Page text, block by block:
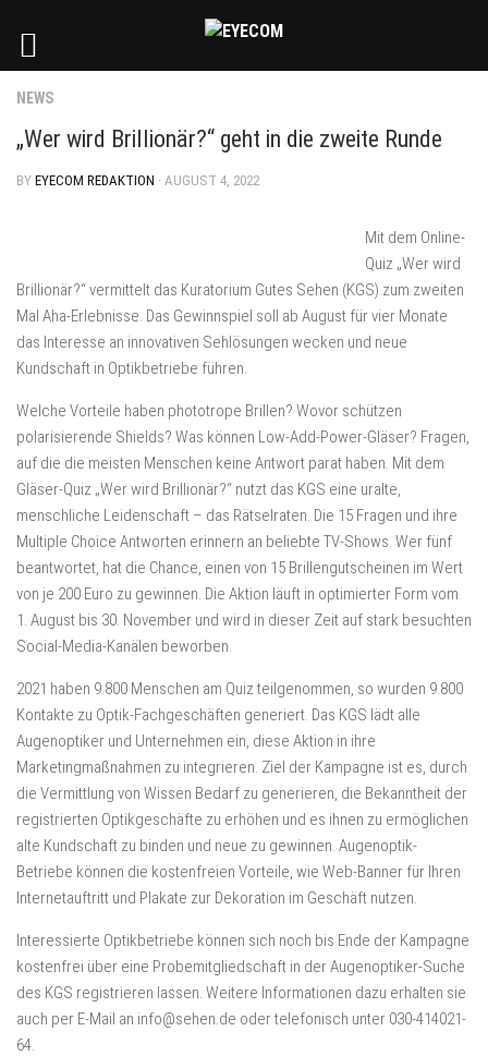
NEWS
„Wer wird Brillionär?“ geht in die zweite Runde
BY EYECOM REDAKTION · AUGUST 4, 2022
Mit dem Online-
Quiz „Wer wird
Brillionär?“ vermittelt das Kuratorium Gutes Sehen (KGS) zum zweiten
Mal Aha-Erlebnisse. Das Gewinnspiel soll ab August für vier Monate
das Interesse an innovativen Sehlösungen wecken und neue
Kundschaft in Optikbetriebe führen.
Welche Vorteile haben phototrope Brillen? Wovor schützen
polarisierende Shields? Was können Low-Add-Power-Gläser? Fragen,
auf die die meisten Menschen keine Antwort parat haben. Mit dem
Gläser-Quiz „Wer wird Brillionär?“ nutzt das KGS eine uralte,
menschliche Leidenschaft – das Rätselraten. Die 15 Fragen und ihre
Multiple Choice Antworten erinnern an beliebte TV-Shows. Wer fünf
beantwortet, hat die Chance, einen von 15 Brillengutscheinen im Wert
von je 200 Euro zu gewinnen. Die Aktion läuft in optimierter Form vom
1. August bis 30. November und wird in dieser Zeit auf stark besuchten
Social-Media-Kanälen beworben.
2021 haben 9.800 Menschen am Quiz teilgenommen, so wurden 9.800
Kontakte zu Optik-Fachgeschäften generiert. Das KGS lädt alle
Augenoptiker und Unternehmen ein, diese Aktion in ihre
Marketingmaßnahmen zu integrieren. Ziel der Kampagne ist es, durch
die Vermittlung von Wissen Bedarf zu generieren, die Bekanntheit der
registrierten Optikgeschäfte zu erhöhen und es ihnen zu ermöglichen
alte Kundschaft zu binden und neue zu gewinnen. Augenoptik-
Betriebe können die kostenfreien Vorteile, wie Web-Banner für Ihren
Internetauftritt und Plakate zur Dekoration im Geschäft nutzen.
Interessierte Optikbetriebe können sich noch bis Ende der Kampagne
kostenfrei über eine Probemitgliedschaft in der Augenoptiker-Suche
des KGS registrieren lassen. Weitere Informationen dazu erhalten sie
auch per E-Mail an info@sehen.de oder telefonisch unter 030-414021-
64.